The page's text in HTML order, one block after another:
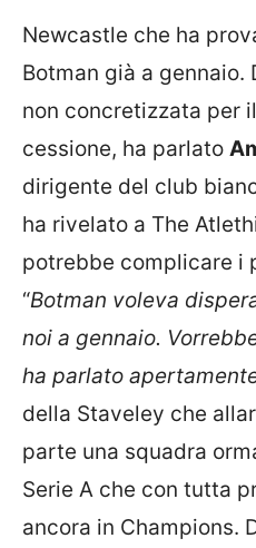
Newcastle che ha
Botman già a
non concretizzata per
cessione, ha parlato
dirigente del club
ha rivelato a The
potrebbe complicare i
“Botman voleva
noi a gennaio.
ha parlato
della Staveley che
parte una squadra
Serie A che con tutta
ancora in Champions.